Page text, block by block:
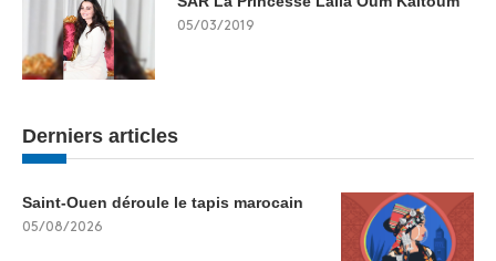
05/03/2019
Derniers articles
Saint-Ouen déroule le tapis marocain
05/08/2026